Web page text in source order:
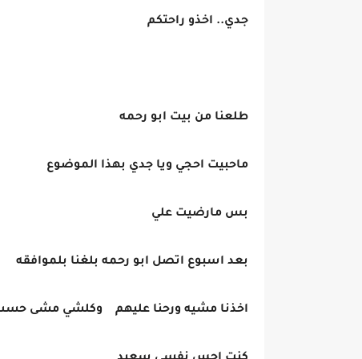
جدي.. اخذو راحتكم
طلعنا من بيت ابو رحمه
ماحبيت احجي ويا جدي بهذا الموضوع
بس مارضيت علي
بعد اسبوع اتصل ابو رحمه بلغنا بلموافقه
اخذنا مشيه ورحنا عليهم وكلشي مشى حسب